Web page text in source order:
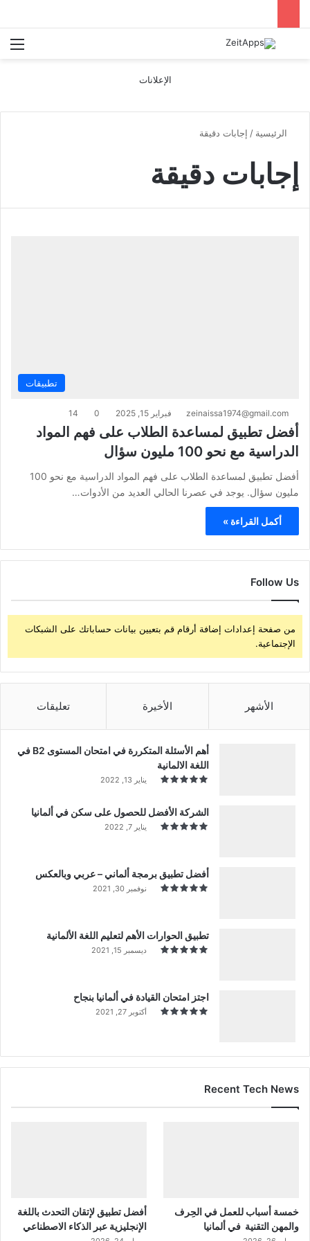
بحث عن
الإعلانات
الرئيسية / إجابات دقيقة
إجابات دقيقة
تطبيقات
zeinaissa1974@gmail.com فبراير 15, 2025 0
14
أفضل تطبيق لمساعدة الطلاب على فهم المواد
الدراسية مع نحو 100 مليون سؤال
أفضل تطبيق لمساعدة الطلاب على فهم المواد الدراسية مع نحو 100
مليون سؤال. يوجد في عصرنا الحالي العديد من الأدوات…
أكمل القراءة »
Follow Us
من صفحة إعدادات إضافة أرقام قم بتعيين بيانات حساباتك على الشبكات
الإجتماعية.
الأشهر الأخيرة تعليقات
أهم الأسئلة المتكررة في امتحان المستوى B2 في
اللغة الالمانية
يناير 13, 2022
الشركة الأفضل للحصول على سكن في ألمانيا
يناير 7, 2022
أفضل تطبيق برمجة ألماني – عربي وبالعكس
نوفمبر 30, 2021
تطبيق الحوارات الأهم لتعليم اللغة الألمانية
ديسمبر 15, 2021
اجتز امتحان القيادة في ألمانيا بنجاح
أكتوبر 27, 2021
Recent Tech News
خمسة أسباب للعمل في الحِرف
والمهن التقنية في ألمانيا
أفضل تطبيق لإتقان التحدث باللغة
الإنجليزية عبر الذكاء الاصطناعي